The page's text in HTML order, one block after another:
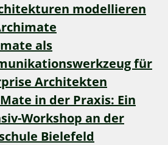
modellieren
als
für
Architekten
in der Praxis: Ein
Workshop an der
Bielefeld